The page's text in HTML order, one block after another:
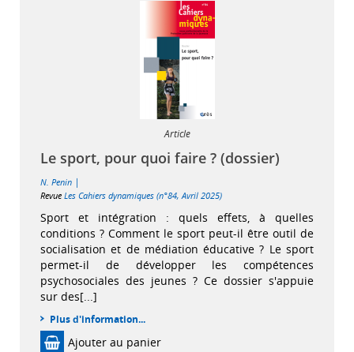
Article
Le sport, pour quoi faire ? (dossier)
N. Penin |
Revue Les Cahiers dynamiques (n°84, Avril 2025)
Sport et intégration : quels effets, à quelles
conditions ? Comment le sport peut-il être outil de
socialisation et de médiation éducative ? Le sport
permet-il de développer les compétences
psychosociales des jeunes ? Ce dossier s'appuie
sur des[...]
Plus d'information...
Ajouter au panier